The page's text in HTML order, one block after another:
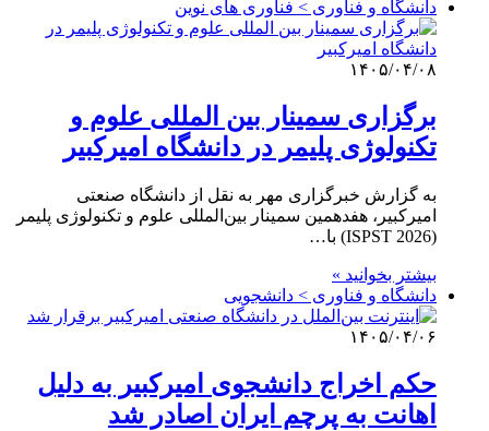
دانشگاه و فناوری > فناوری های نوین
۱۴۰۵/۰۴/۰۸
برگزاری سمینار بین المللی علوم و
تکنولوژی پلیمر در دانشگاه امیرکبیر
به گزارش خبرگزاری مهر به نقل از دانشگاه صنعتی
امیرکبیر، هفدهمین سمینار بین‌المللی علوم و تکنولوژی پلیمر
(ISPST 2026) با…
بیشتر بخوانید »
دانشگاه و فناوری > دانشجویی
۱۴۰۵/۰۴/۰۶
حکم اخراج دانشجوی امیرکبیر به دلیل
اهانت به پرچم ایران اصادر شد